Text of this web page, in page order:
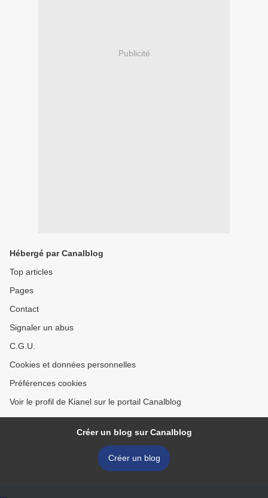
Publicité
Hébergé par Canalblog
Top articles
Pages
Contact
Signaler un abus
C.G.U.
Cookies et données personnelles
Préférences cookies
Voir le profil de Kianel sur le portail Canalblog
Créer un blog sur Canalblog
Créer un blog